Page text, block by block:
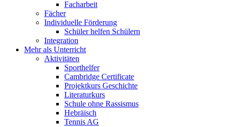
Facharbeit
Fächer
Individuelle Förderung
Schüler helfen Schülern
Integration
Mehr als Unterricht
Aktivitäten
Sporthelfer
Cambridge Certificate
Projektkurs Geschichte
Literaturkurs
Schule ohne Rassismus
Hebräisch
Tennis AG